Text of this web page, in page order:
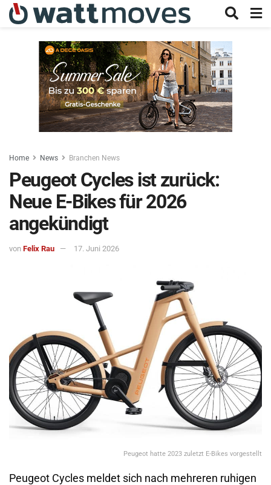
Home News Branchen News
Peugeot Cycles ist zurück:
Neue E-Bikes für 2026
angekündigt
von Felix Rau 17. Juni 2026
Peugeot hatte 2023 zuletzt E-Bikes vorgestellt
Peugeot Cycles meldet sich nach mehreren ruhigen